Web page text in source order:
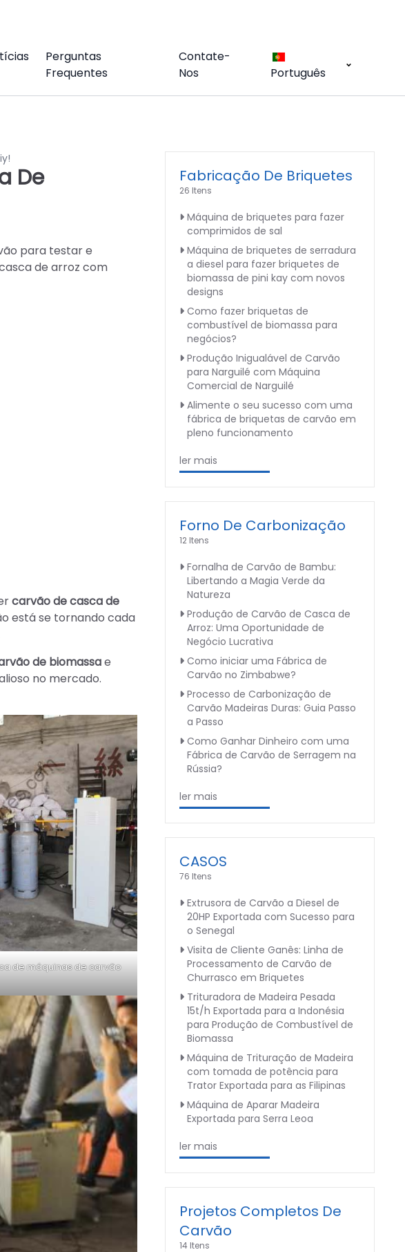
Perguntas
Frequentes
Contate-
Nos
Português
De
para testar e
de arroz com
carvão de casca de
está se tornando cada
de biomassae
no mercado.
de máquinas de carvão
Fabricação De Briquetes
26 Itens
Máquina de briquetes para fazer
comprimidos de sal
Máquina de briquetes de serradura
a diesel para fazer briquetes de
biomassa de pini kay com novos
designs
Como fazer briquetas de
combustível de biomassa para
negócios?
Produção Inigualável de Carvão
para Narguilé com Máquina
Comercial de Narguilé
Alimente o seu sucesso com uma
fábrica de briquetas de carvão em
pleno funcionamento
ler mais
Forno De Carbonização
12 Itens
Fornalha de Carvão de Bambu:
Libertando a Magia Verde da
Natureza
Produção de Carvão de Casca de
Arroz: Uma Oportunidade de
Negócio Lucrativa
Como iniciar uma Fábrica de
Carvão no Zimbabwe?
Processo de Carbonização de
Carvão Madeiras Duras: Guia Passo
a Passo
Como Ganhar Dinheiro com uma
Fábrica de Carvão de Serragem na
Rússia?
ler mais
CASOS
76 Itens
Extrusora de Carvão a Diesel de
20HP Exportada com Sucesso para
o Senegal
Visita de Cliente Ganês: Linha de
Processamento de Carvão de
Churrasco em Briquetes
Trituradora de Madeira Pesada
15t/h Exportada para a Indonésia
para Produção de Combustível de
Biomassa
Máquina de Trituração de Madeira
com tomada de potência para
Trator Exportada para as Filipinas
Máquina de Aparar Madeira
Exportada para Serra Leoa
ler mais
Projetos Completos De
Carvão
14 Itens